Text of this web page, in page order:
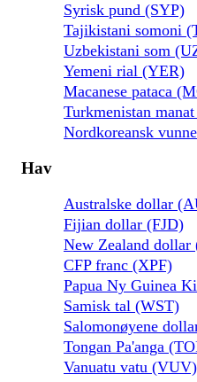
Syrisk pund (SYP)
Tajikistani somoni
Uzbekistani som
Yemeni rial (YER)
Macanese pataca
Turkmenistan
Nordkoreansk
Hav
Australske dollar
Fijian dollar (FJD)
New Zealand
CFP franc (XPF)
Papua Ny Guinea
Samisk tal (WST)
Salomonøyene
Tongan Pa'anga
Vanuatu vatu (VUV)